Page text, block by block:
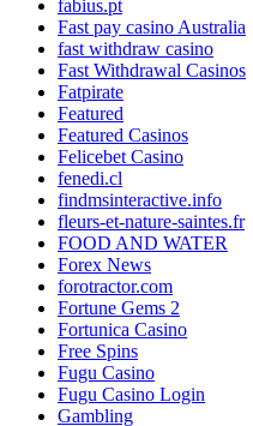
fabius.pt
Fast pay casino Australia
fast withdraw casino
Fast Withdrawal Casinos
Fatpirate
Featured
Featured Casinos
Felicebet Casino
fenedi.cl
findmsinteractive.info
fleurs-et-nature-saintes.fr
FOOD AND WATER
Forex News
forotractor.com
Fortune Gems 2
Fortunica Casino
Free Spins
Fugu Casino
Fugu Casino Login
Gambling